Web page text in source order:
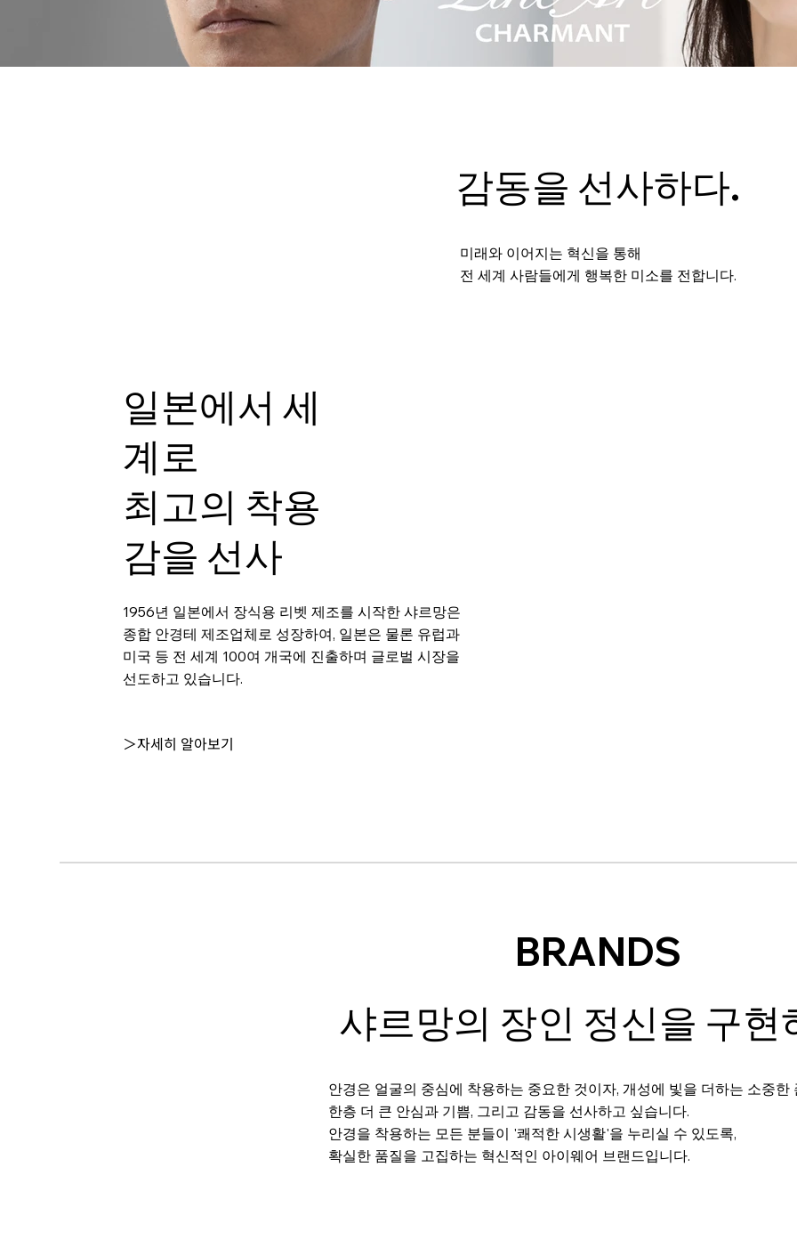
감동을 선사하다.
미래와 이어지는 혁신을 통해
전 세계 사람들에게 행복한 미소를 전합니다.
일본에서 세
계로
최고의 착용
감을 선사
1956년 일본에서 장식용 리벳 제조를 시작한 샤르망은
종합 안경테 제조업체로 성장하여, 일본은 물론 유럽과
미국 등 전 세계 100여 개국에 진출하며 글로벌 시장을
선도하고 있습니다.
＞자세히 알아보기
BRANDS
샤르망의 장인 정신을 구현
안경은 얼굴의 중심에 착용하는 중요한 것이자, 개성에 빛을 더하는 소중한
한층 더 큰 안심과 기쁨, 그리고 감동을 선사하고 싶습니다.
안경을 착용하는 모든 분들이 '쾌적한 시생활'을 누리실 수 있도록,
확실한 품질을 고집하는 혁신적인 아이웨어 브랜드입니다.